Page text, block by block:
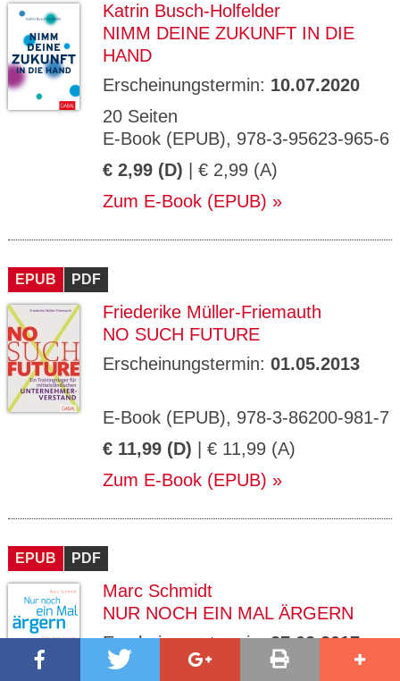
Katrin Busch-Holfelder
NIMM DEINE ZUKUNFT IN DIE
HAND
Erscheinungstermin: 10.07.2020
20 Seiten
E-Book (EPUB), 978-3-95623-965-6
€ 2,99 (D) | € 2,99 (A)
Zum E-Book (EPUB)
EPUB PDF
Friederike Müller-Friemauth
NO SUCH FUTURE
Erscheinungstermin: 01.05.2013
E-Book (EPUB), 978-3-86200-981-7
€ 11,99 (D) | € 11,99 (A)
Zum E-Book (EPUB)
EPUB PDF
Marc Schmidt
NUR NOCH EIN MAL ÄRGERN
Erscheinungstermin:27.02.2017
200 Seiten